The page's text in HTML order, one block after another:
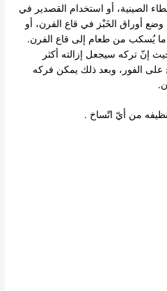
الصينية، أو استخدام القصدير في
وضع أوراق الخَبْز في قاع الفرن، أو
ما يُسكب من طعام إلى قاع الفرن.
إنّ تركه سيجعل إزالته أكثر
الفور، وبعد ذلك يمكن فركه
من أيّ اتّساخ .